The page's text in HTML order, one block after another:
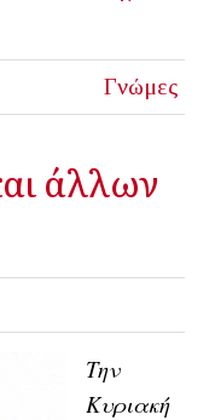
Γνώμες
άλλων
Την
Κυριακή